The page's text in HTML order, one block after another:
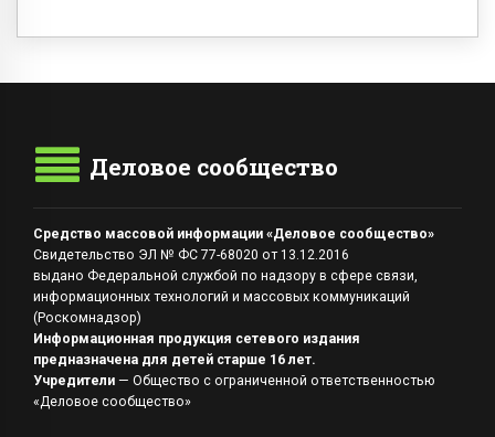
Деловое сообщество
Средство массовой информации «Деловое сообщество»
Свидетельство ЭЛ № ФС 77-68020 от 13.12.2016
выдано Федеральной службой по надзору в сфере связи,
информационных технологий и массовых коммуникаций
(Роскомнадзор)
Информационная продукция сетевого издания
предназначена для детей старше 16 лет.
Учредители — Общество с ограниченной ответственностью
«Деловое сообщество»